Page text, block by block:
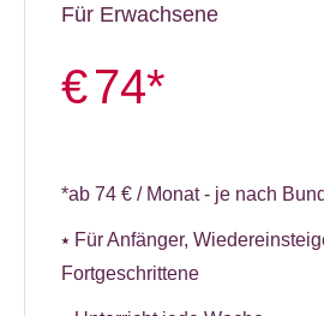
Für Erwachsene
€74*
*ab 74 € / Monat - je nach
⭑ Für Anfänger,
Fortgeschrittene